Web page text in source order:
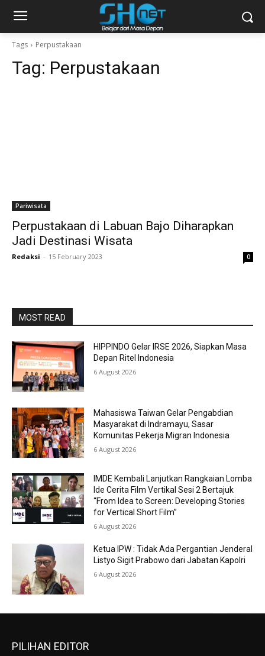
Tags Perpustakaan
Tag: Perpustakaan
Pariwisata
Perpustakaan di Labuan Bajo Diharapkan
Jadi Destinasi Wisata
Redaksi - 15 February 2023 0
MOST READ
HIPPINDO Gelar IRSE 2026, Siapkan Masa
Depan Ritel Indonesia
6 August 2026
Mahasiswa Taiwan Gelar Pengabdian
Masyarakat di Indramayu, Sasar
Komunitas Pekerja Migran Indonesia
6 August 2026
IMDE Kembali Lanjutkan Rangkaian Lomba
Ide Cerita Film Vertikal Sesi 2 Bertajuk
“From Idea to Screen: Developing Stories
for Vertical Short Film”
6 August 2026
Ketua IPW : Tidak Ada Pergantian Jenderal
Listyo Sigit Prabowo dari Jabatan Kapolri
6 August 2026
PILIHAN EDITOR